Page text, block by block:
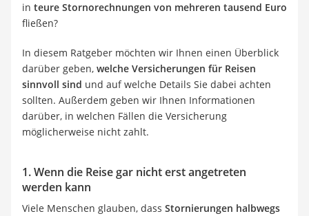
in teure Stornorechnungen von mehreren tausend Euro
fließen?
In diesem Ratgeber möchten wir Ihnen einen Überblick
darüber geben, welche Versicherungen für Reisen
sinnvoll sind und auf welche Details Sie dabei achten
sollten. Außerdem geben wir Ihnen Informationen
darüber, in welchen Fällen die Versicherung
möglicherweise nicht zahlt.
1. Wenn die Reise gar nicht erst angetreten
werden kann
Viele Menschen glauben, dass Stornierungen halbwegs